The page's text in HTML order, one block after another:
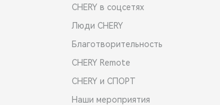
CHERY в соцсетях
Люди CHERY
Благотворительность
CHERY Remote
CHERY и СПОРТ
Наши мероприятия